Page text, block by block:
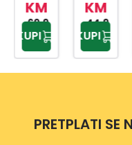
BINO
VAN
A 2U1
15-
50M
5040
KM
69,9
5 KM
KUPI
ERG
ONO
MIC
53
0/4-
KM
44,9
5 KM
KUPI
PRETPLATI SE